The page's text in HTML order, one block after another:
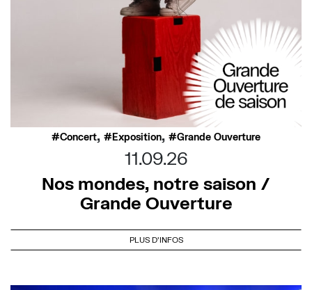
Concert, Exposition, Grande Ouverture
11.09.26
Nos mondes, notre saison /
Grande Ouverture
PLUS D'INFOS